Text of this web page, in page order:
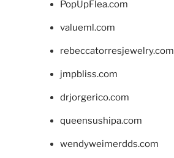
PopUpFlea.com
valueml.com
rebeccatorresjewelry.com
jmpbliss.com
drjorgerico.com
queensushipa.com
wendyweimerdds.com